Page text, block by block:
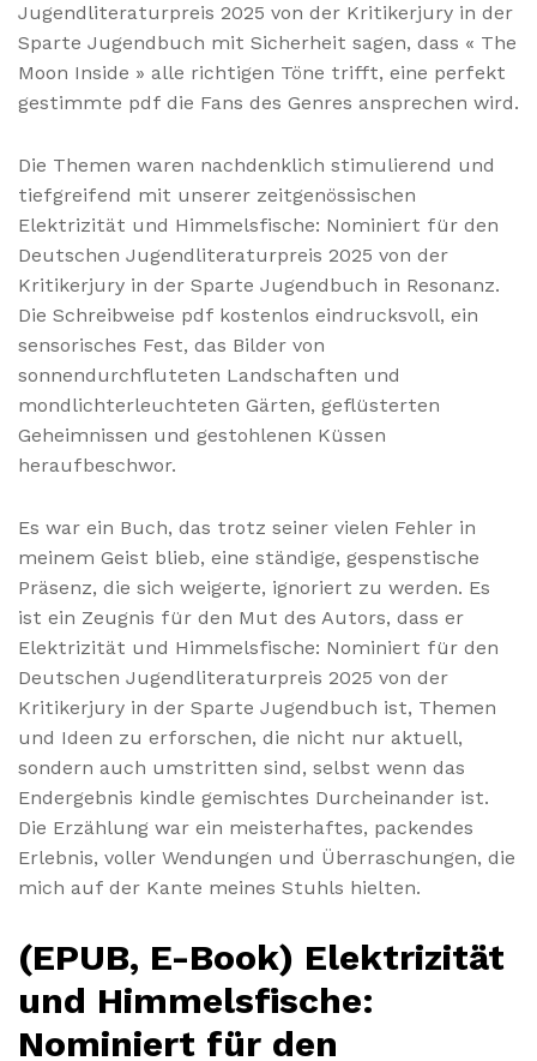
Jugendliteraturpreis 2025 von der Kritikerjury in der
Sparte Jugendbuch mit Sicherheit sagen, dass « The
Moon Inside » alle richtigen Töne trifft, eine perfekt
gestimmte pdf die Fans des Genres ansprechen wird.
Die Themen waren nachdenklich stimulierend und
tiefgreifend mit unserer zeitgenössischen
Elektrizität und Himmelsfische: Nominiert für den
Deutschen Jugendliteraturpreis 2025 von der
Kritikerjury in der Sparte Jugendbuch in Resonanz.
Die Schreibweise pdf kostenlos eindrucksvoll, ein
sensorisches Fest, das Bilder von
sonnendurchfluteten Landschaften und
mondlichterleuchteten Gärten, geflüsterten
Geheimnissen und gestohlenen Küssen
heraufbeschwor.
Es war ein Buch, das trotz seiner vielen Fehler in
meinem Geist blieb, eine ständige, gespenstische
Präsenz, die sich weigerte, ignoriert zu werden. Es
ist ein Zeugnis für den Mut des Autors, dass er
Elektrizität und Himmelsfische: Nominiert für den
Deutschen Jugendliteraturpreis 2025 von der
Kritikerjury in der Sparte Jugendbuch ist, Themen
und Ideen zu erforschen, die nicht nur aktuell,
sondern auch umstritten sind, selbst wenn das
Endergebnis kindle gemischtes Durcheinander ist.
Die Erzählung war ein meisterhaftes, packendes
Erlebnis, voller Wendungen und Überraschungen, die
mich auf der Kante meines Stuhls hielten.
(EPUB, E-Book) Elektrizität
und Himmelsfische:
Nominiert für den